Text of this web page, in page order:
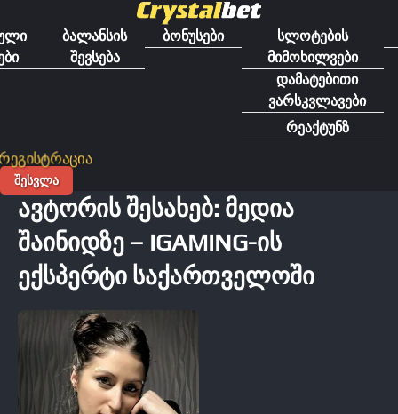
შინაარსზებალანსის
შევსება
ბონუსები
სლოტების
მიმოხილვები
დამატებითი
ვარსკვლავები
რეაქტუნზ
რეგისტრაცია
ᲨᲔᲡᲕᲚᲐ
ᲐᲕᲢᲝᲠᲘᲡ ᲨᲔᲡᲐᲮᲔᲑ: ᲛᲔᲓᲘᲐ
ᲨᲐᲘᲜᲘᲓᲖᲔ – IGAMING-ᲘᲡ
ᲔᲥᲡᲞᲔᲠᲢᲘ ᲡᲐᲥᲐᲠᲗᲕᲔᲚᲝᲨᲘ